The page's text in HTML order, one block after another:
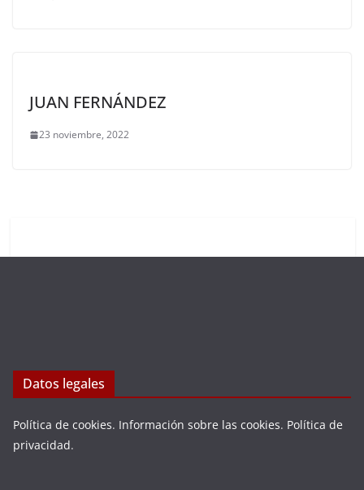
JUAN FERNÁNDEZ
23 noviembre, 2022
Datos legales
Política de cookies. Información sobre las cookies. Política de
privacidad.